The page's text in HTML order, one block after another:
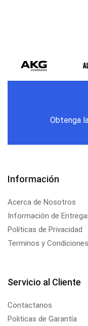
Obtenga
Información
Acerca de Nosotros
Información de
Políticas de Privacidad
Terminos y Condiciones
Servicio al Cliente
Contactanos
Politicas de Garantía